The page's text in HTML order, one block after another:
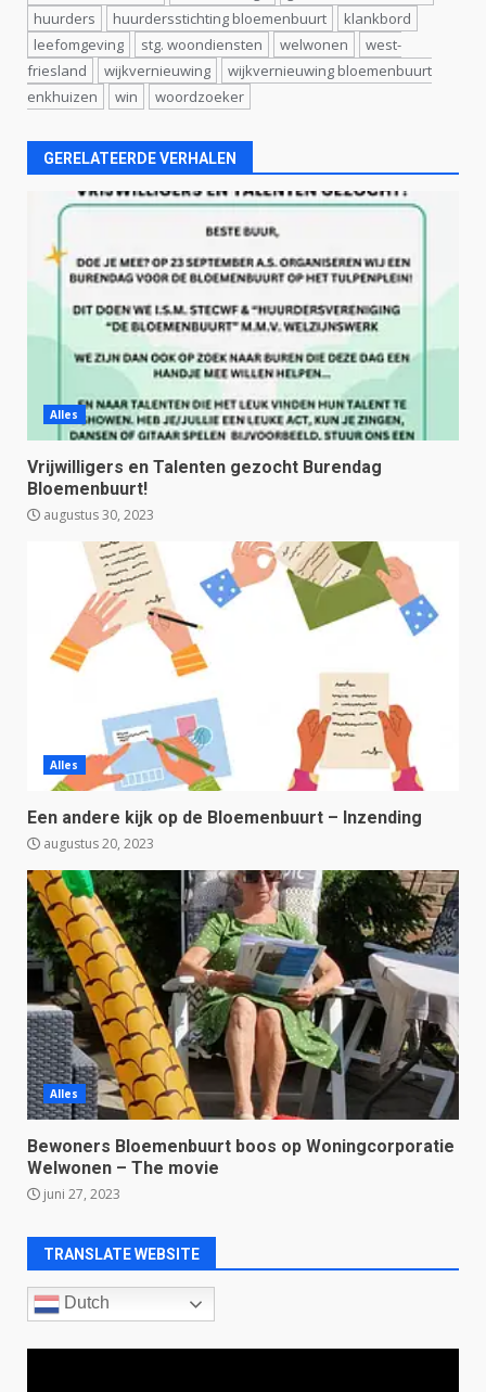
huurders
huurdersstichting bloemenbuurt
klankbord
leefomgeving
stg. woondiensten welwonen
west-
friesland
wijkvernieuwing
wijkvernieuwing bloemenbuurt
enkhuizen
win woordzoeker
GERELATEERDE VERHALEN
Alles
Vrijwilligers en Talenten gezocht Burendag
Bloemenbuurt!
augustus 30, 2023
Alles
Een andere kijk op de Bloemenbuurt – Inzending
augustus 20, 2023
Alles
Bewoners Bloemenbuurt boos op Woningcorporatie
Welwonen – The movie
juni 27, 2023
TRANSLATE WEBSITE
Dutch